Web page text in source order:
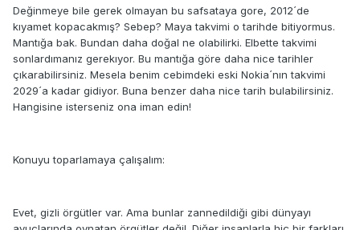
Değinmeye bile gerek olmayan bu safsataya gore, 2012´de
kıyamet kopacakmış? Sebep? Maya takvimi o tarihde bitiyormus.
Mantığa bak. Bundan daha doğal ne olabilirki. Elbette takvimi
sonlardımanız gerekıyor. Bu mantığa göre daha nice tarihler
çıkarabilirsiniz. Mesela benim cebimdeki eski Nokia´nın takvimi
2029´a kadar gidiyor. Buna benzer daha nice tarih bulabilirsiniz.
Hangisine isterseniz ona iman edin!
Konuyu toparlamaya çalışalım:
Evet, gizli örgütler var. Ama bunlar zannedildiği gibi dünyayı